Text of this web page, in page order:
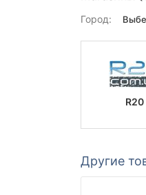
Город:
R20
Другие